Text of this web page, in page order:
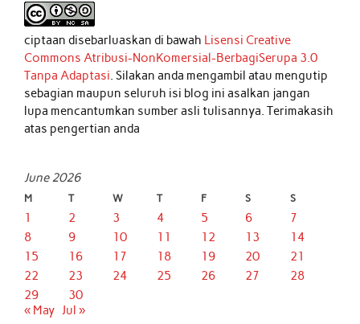
ciptaan disebarluaskan di bawah Lisensi Creative
Commons Atribusi-NonKomersial-BerbagiSerupa 3.0
Tanpa Adaptasi. Silakan anda mengambil atau mengutip
sebagian maupun seluruh isi blog ini asalkan jangan
lupa mencantumkan sumber asli tulisannya. Terimakasih
atas pengertian anda
June 2026
M T W T F S S
1 2 3 4 5 6
7
8
9 10 11 12 13
14
15
16 17 18 19 20
21
22
23 24 25 26 27
28
29
30
« May Jul »